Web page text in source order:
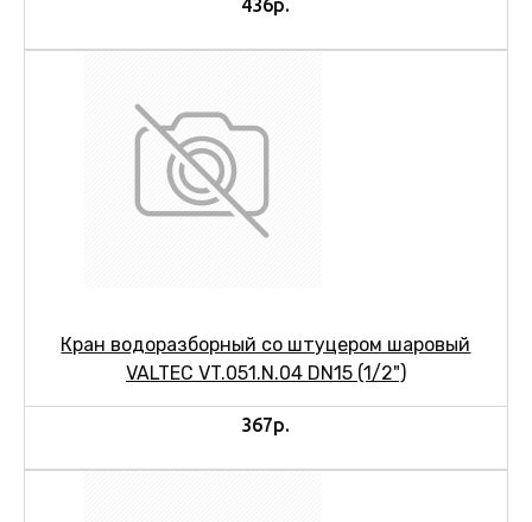
436р.
Кран водоразборный со штуцером шаровый
VALTEC VT.051.N.04 DN15 (1/2")
367р.